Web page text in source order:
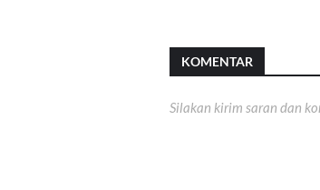
KOMENTAR
Silakan kirim saran dan